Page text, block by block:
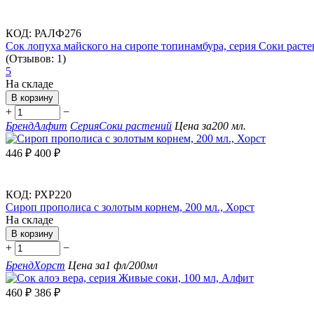
КОД: РАЛФ276
Сок лопуха майского на сиропе топинамбура, серия Соки
(Отзывов: 1)
5
На складе
В корзину
+
−
БрендАлфит СерияСоки растений Цена за200 мл.
446 ₽ 400 ₽
КОД: РХР220
Сироп прополиса с золотым корнем, 200 мл., Хорст
На складе
В корзину
+
−
БрендХорст Цена за1 фл/200мл
460 ₽ 386 ₽